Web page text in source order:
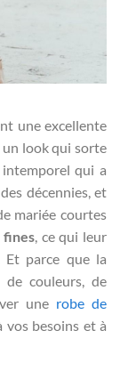
une excellente
look qui sorte
qui a
décennies, et
mariée courtes
fines , ce qui leur
Et parce que la
couleurs, de
une robe de
besoins et à